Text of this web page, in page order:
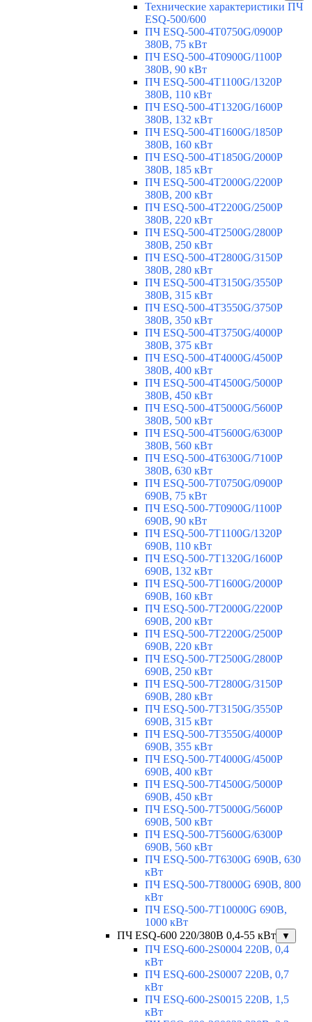
Технические характеристики ПЧ
ESQ-500/600
ПЧ ESQ-500-4T0750G/0900P
380В, 75 кВт
ПЧ ESQ-500-4T0900G/1100P
380В, 90 кВт
ПЧ ESQ-500-4T1100G/1320P
380В, 110 кВт
ПЧ ESQ-500-4T1320G/1600P
380В, 132 кВт
ПЧ ESQ-500-4T1600G/1850P
380В, 160 кВт
ПЧ ESQ-500-4T1850G/2000P
380В, 185 кВт
ПЧ ESQ-500-4T2000G/2200P
380В, 200 кВт
ПЧ ESQ-500-4T2200G/2500P
380В, 220 кВт
ПЧ ESQ-500-4T2500G/2800P
380В, 250 кВт
ПЧ ESQ-500-4T2800G/3150P
380В, 280 кВт
ПЧ ESQ-500-4T3150G/3550P
380В, 315 кВт
ПЧ ESQ-500-4T3550G/3750P
380В, 350 кВт
ПЧ ESQ-500-4T3750G/4000P
380В, 375 кВт
ПЧ ESQ-500-4T4000G/4500P
380В, 400 кВт
ПЧ ESQ-500-4T4500G/5000P
380В, 450 кВт
ПЧ ESQ-500-4T5000G/5600P
380В, 500 кВт
ПЧ ESQ-500-4T5600G/6300P
380В, 560 кВт
ПЧ ESQ-500-4T6300G/7100P
380В, 630 кВт
ПЧ ESQ-500-7T0750G/0900P
690В, 75 кВт
ПЧ ESQ-500-7T0900G/1100P
690В, 90 кВт
ПЧ ESQ-500-7T1100G/1320P
690В, 110 кВт
ПЧ ESQ-500-7T1320G/1600P
690В, 132 кВт
ПЧ ESQ-500-7T1600G/2000P
690В, 160 кВт
ПЧ ESQ-500-7T2000G/2200P
690В, 200 кВт
ПЧ ESQ-500-7T2200G/2500P
690В, 220 кВт
ПЧ ESQ-500-7T2500G/2800P
690В, 250 кВт
ПЧ ESQ-500-7T2800G/3150P
690В, 280 кВт
ПЧ ESQ-500-7T3150G/3550P
690В, 315 кВт
ПЧ ESQ-500-7T3550G/4000P
690В, 355 кВт
ПЧ ESQ-500-7T4000G/4500P
690В, 400 кВт
ПЧ ESQ-500-7T4500G/5000P
690В, 450 кВт
ПЧ ESQ-500-7T5000G/5600P
690В, 500 кВт
ПЧ ESQ-500-7T5600G/6300P
690В, 560 кВт
ПЧ ESQ-500-7T6300G 690В, 630
кВт
ПЧ ESQ-500-7T8000G 690В, 800
кВт
ПЧ ESQ-500-7T10000G 690В,
1000 кВт
ПЧ ESQ-600 220/380В 0,4-55 кВт
▼
ПЧ ESQ-600-2S0004 220В, 0,4
кВт
ПЧ ESQ-600-2S0007 220В, 0,7
кВт
ПЧ ESQ-600-2S0015 220В, 1,5
кВт